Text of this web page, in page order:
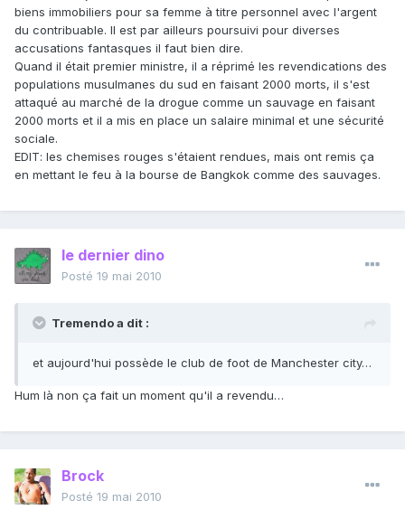
biens immobiliers pour sa femme à titre personnel avec l'argent
du contribuable. Il est par ailleurs poursuivi pour diverses
accusations fantasques il faut bien dire.
Quand il était premier ministre, il a réprimé les revendications des
populations musulmanes du sud en faisant 2000 morts, il s'est
attaqué au marché de la drogue comme un sauvage en faisant
2000 morts et il a mis en place un salaire minimal et une sécurité
sociale.
EDIT: les chemises rouges s'étaient rendues, mais ont remis ça
en mettant le feu à la bourse de Bangkok comme des sauvages.
le dernier dino
Posté 19 mai 2010
Tremendo a dit :
et aujourd'hui possède le club de foot de Manchester city…
Hum là non ça fait un moment qu'il a revendu…
Brock
Posté 19 mai 2010